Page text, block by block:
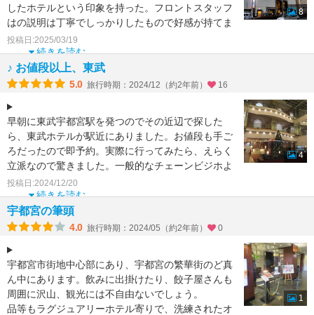
したホテルという印象を持った。フロントスタッフ
はの説明は丁寧でしっかりしたもので好感が持てま
した。部屋の意匠
続きを読む
投稿日:2025/03/19
8
♪ お値段以上、東武
5.0 旅行時期：2024/12（約2年前） 16
早朝に東武宇都宮駅を発つのでその近辺で探した
ら、東武ホテルが駅近にありました。お値段も手ご
ろだったので即予約。実際に行ってみたら、えらく
立派なので驚きました。一般的なチェーンビジホよ
りもワンランク上か
続きを読む
投稿日:2024/12/20
4
宇都宮の筆頭
4.0 旅行時期：2024/05（約2年前） 0
宇都宮市街地中心部にあり、宇都宮の繁華街のど真
ん中にあります。飲みに出掛けたり、餃子屋さんも
周囲に沢山、観光には不自由ないでしょう。
品等もラグジュアリーホテル寄りで、洗練されたオ
1